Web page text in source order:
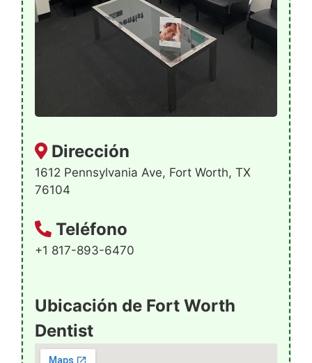
Dirección
1612 Pennsylvania Ave, Fort Worth, TX
76104
Teléfono
+1 817-893-6470
Ubicación de Fort Worth
Dentist